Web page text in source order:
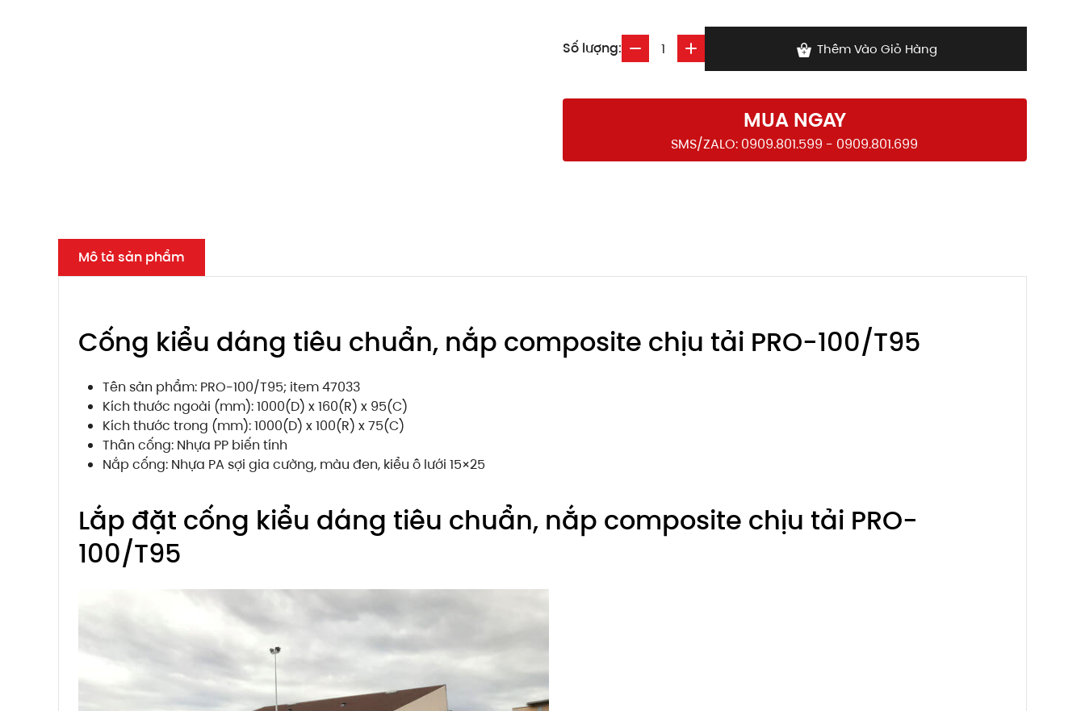
Số lượng: Thêm Vào Giỏ Hàng
MUA NGAY
SMS/ZALO: 0909.801.599 - 0909.801.699
Mô tả sản phẩm
Cống kiểu dáng tiêu chuẩn, nắp composite chịu tải PRO-100/T95
Tên sản phẩm: PRO-100/T95; item 47033
Kích thước ngoài (mm): 1000(D) x 160(R) x 95(C)
Kích thước trong (mm): 1000(D) x 100(R) x 75(C)
Thân cống: Nhựa PP biến tính
Nắp cống: Nhựa PA sợi gia cường, màu đen, kiểu ô lưới 15×25
Lắp đặt cống kiểu dáng tiêu chuẩn, nắp composite chịu tải PRO-
100/T95